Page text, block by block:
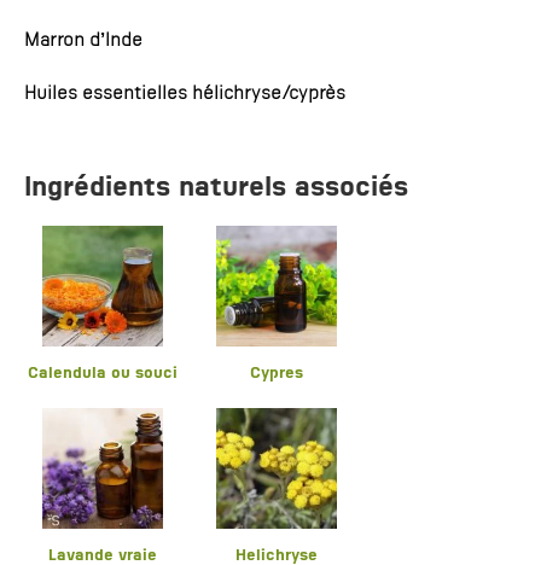
Marron d’Inde
Huiles essentielles hélichryse/cyprès
Ingrédients naturels associés
Calendula ou souci Cypres
Lavande vraie Helichryse